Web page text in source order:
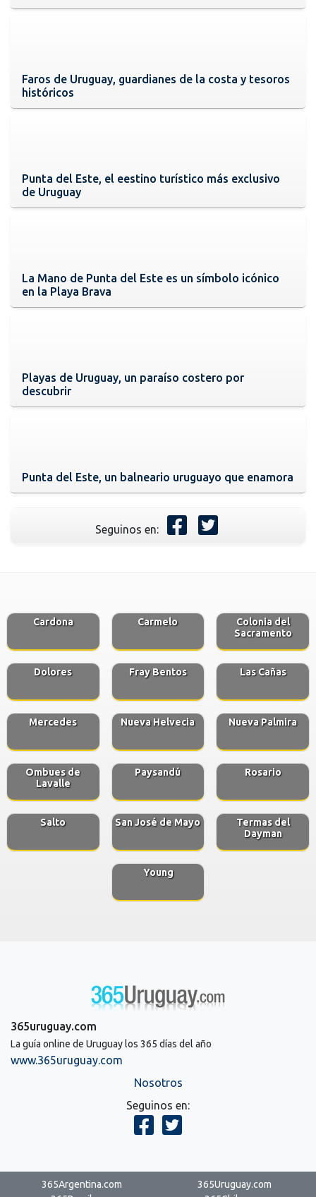
Faros de Uruguay, guardianes de la costa y tesoros
históricos
Punta del Este, el eestino turístico más exclusivo
de Uruguay
La Mano de Punta del Este es un símbolo icónico
en la Playa Brava
Playas de Uruguay, un paraíso costero por
descubrir
Punta del Este, un balneario uruguayo que enamora
Seguinos en:
Cardona Carmelo
Colonia del
Sacramento
Dolores Fray Bentos Las Cañas
Mercedes Nueva Helvecia Nueva Palmira
Ombues de
Lavalle
Paysandú Rosario
Salto San José de Mayo
Termas del
Dayman
Young
365uruguay.com
La guía online de Uruguay los 365 días del año
www.365uruguay.com
Nosotros
Seguinos en:
365Argentina.com
365Uruguay.com